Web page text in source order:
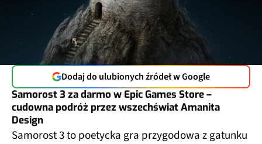
Dodaj do ulubionych źródeł w Google
Samorost 3 za darmo w Epic Games Store –
cudowna podróż przez wszechświat Amanita
Design
Samorost 3 to poetycka gra przygodowa z gatunku